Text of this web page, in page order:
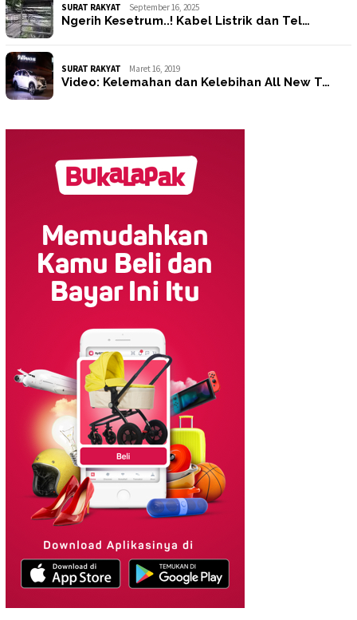
SURAT RAKYAT September 16, 2025
Ngerih Kesetrum..! Kabel Listrik dan Tel…
SURAT RAKYAT Maret 16, 2019
Video: Kelemahan dan Kelebihan All New T…